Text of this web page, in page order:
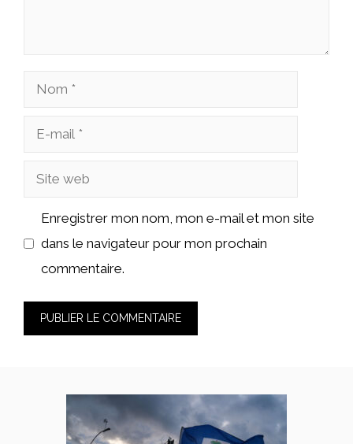
Nom
Site
Enregistrer mon nom, mon e-mail et mon site
dans le navigateur pour mon prochain
commentaire.